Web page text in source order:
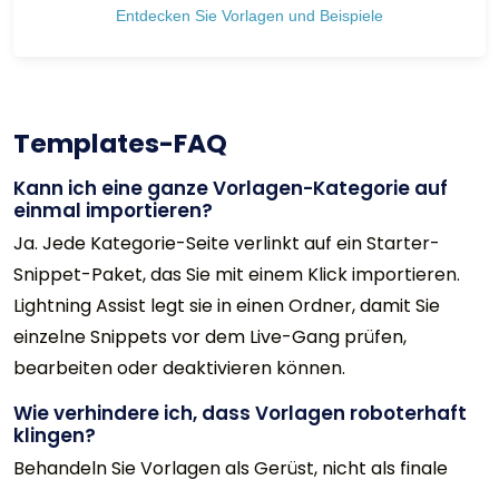
Entdecken Sie Vorlagen und Beispiele
Templates-FAQ
Kann ich eine ganze Vorlagen-Kategorie auf
einmal importieren?
Ja. Jede Kategorie-Seite verlinkt auf ein Starter-
Snippet-Paket, das Sie mit einem Klick importieren.
Lightning Assist legt sie in einen Ordner, damit Sie
einzelne Snippets vor dem Live-Gang prüfen,
bearbeiten oder deaktivieren können.
Wie verhindere ich, dass Vorlagen roboterhaft
klingen?
Behandeln Sie Vorlagen als Gerüst, nicht als finale